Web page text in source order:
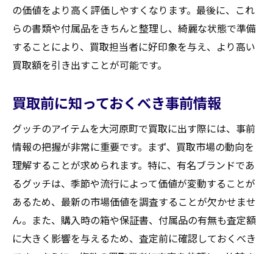
の価値をより高く評価しやすくなります。最後に、これ
らの書類や付属品をきちんと整理し、綺麗な状態で準備
することにより、買取担当者に好印象を与え、より高い
買取額を引き出すことが可能です。
買取前に知っておくべき事前情報
グッチのアイテムを大河原町で買取に出す際には、事前
情報の把握が非常に重要です。まず、買取市場の動向を
理解することが求められます。特に、有名ブランドであ
るグッチは、季節や流行によって価値が変動することが
あるため、最新の市場価値を調査することが欠かせませ
ん。また、購入時の箱や保証書、付属品の有無も査定額
に大きく影響を与えるため、査定前に確認しておくべき